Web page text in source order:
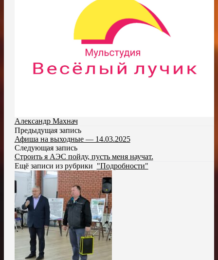
Александр Махнач
Предыдущая запись
Афиша на выходные — 14.03.2025
Следующая запись
Строить я АЭС пойду, пусть меня научат.
Ещё записи из рубрики "Подробности"